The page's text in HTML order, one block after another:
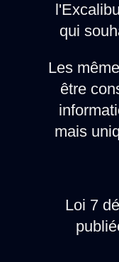
qui
Les
être
mais
Loi 7